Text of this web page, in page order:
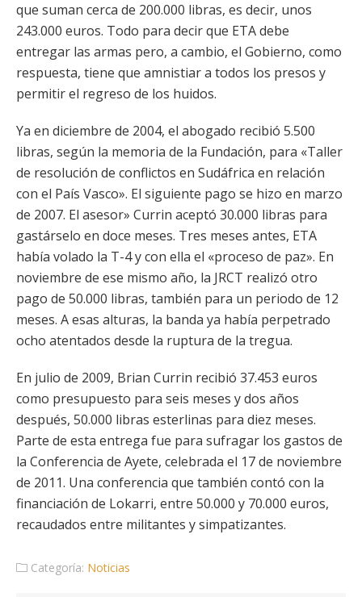
que suman cerca de 200.000 libras, es decir, unos
243.000 euros. Todo para decir que ETA debe
entregar las armas pero, a cambio, el Gobierno, como
respuesta, tiene que amnistiar a todos los presos y
permitir el regreso de los huidos.
Ya en diciembre de 2004, el abogado recibió 5.500
libras, según la memoria de la Fundación, para «Taller
de resolución de conflictos en Sudáfrica en relación
con el País Vasco». El siguiente pago se hizo en marzo
de 2007. El asesor» Currin aceptó 30.000 libras para
gastárselo en doce meses. Tres meses antes, ETA
había volado la T-4 y con ella el «proceso de paz». En
noviembre de ese mismo año, la JRCT realizó otro
pago de 50.000 libras, también para un periodo de 12
meses. A esas alturas, la banda ya había perpetrado
ocho atentados desde la ruptura de la tregua.
En julio de 2009, Brian Currin recibió 37.453 euros
como presupuesto para seis meses y dos años
después, 50.000 libras esterlinas para diez meses.
Parte de esta entrega fue para sufragar los gastos de
la Conferencia de Ayete, celebrada el 17 de noviembre
de 2011. Una conferencia que también contó con la
financiación de Lokarri, entre 50.000 y 70.000 euros,
recaudados entre militantes y simpatizantes.
Categoría: Noticias